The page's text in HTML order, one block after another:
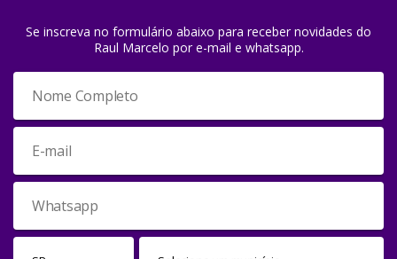
Se inscreva no formulário abaixo para receber novidades do
Raul Marcelo por e-mail e whatsapp.